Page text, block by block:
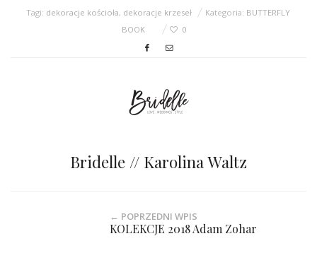
Tagi: dekoracje kościoła, dekoracje krzeseł Kategoria: BUTTERFLY
BOOK
0
Bridelle // Karolina Waltz
← POPRZEDNI WPIS
KOLEKCJE 2018 Adam Zohar